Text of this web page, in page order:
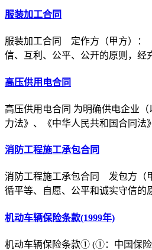
服装加工合同
服装加工合同 定作方（甲方）
信、互利、公平、公开的原则，经
高压供用电合同
高压供用电合同 为明确供电企业
力法》、《中华人民共和国合同法
消防工程施工承包合同
消防工程施工承包合同 发包方（
循平等、自愿、公平和诚实守信的
机动车辆保险条款(1999年)
机动车辆保险条款① (①：中国保险